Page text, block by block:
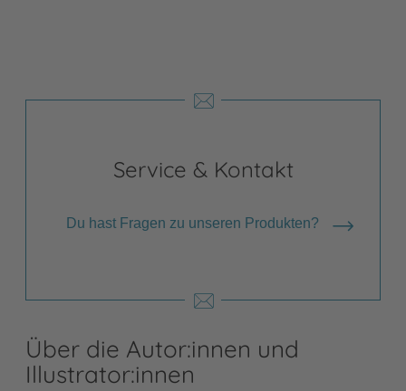
Service & Kontakt
Du hast Fragen zu unseren Produkten?
Über die Autor:innen und
Illustrator:innen